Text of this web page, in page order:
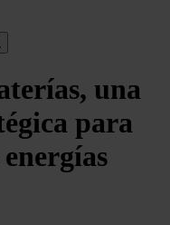
una
para